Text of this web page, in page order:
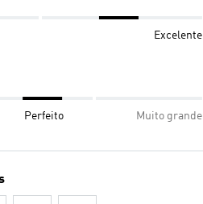
Excelente
Perfeito Muito grande